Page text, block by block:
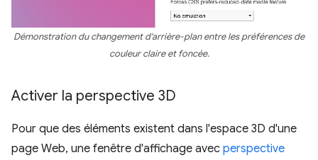
Démonstration du changement d'arrière-plan entre les préférences de
couleur claire et foncée.
Activer la perspective 3D
Pour que des éléments existent dans l'espace 3D d'une
page Web, une fenêtre d'affichage avec perspective